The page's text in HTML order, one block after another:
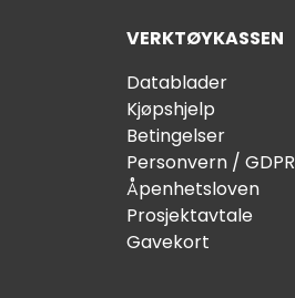
VERKTØYKASSEN
Datablader
Kjøpshjelp
Betingelser
Personvern / GDPR
Åpenhetsloven
Prosjektavtale
Gavekort